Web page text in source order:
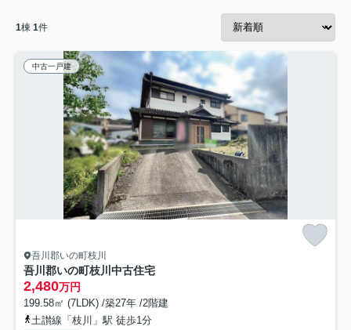
1棟 1件
中古一戸建
吾川郡いの町枝川
吾川郡いの町枝川中古住宅
2,480万円
199.58㎡ (7LDK) /築27年 /2階建
土讃線「枝川」駅 徒歩1分